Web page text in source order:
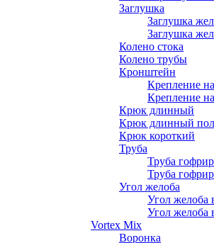
Заглушка
Заглушка
Заглушка
Колено стока
Колено трубы
Кронштейн
Крепление
Крепление
Крюк длинный
Крюк длинный
Крюк короткий
Труба
Труба
Труба
Угол желоба
Угол желоба
Угол желоба
Vortex Mix
Воронка